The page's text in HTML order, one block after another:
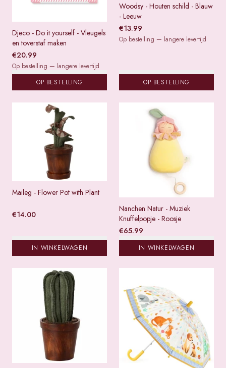
Djeco - Do it yourself - Vleugels
en toverstaf maken
€20.99
Op bestelling — langere levertijd
OP BESTELLING
Woodsy - Houten schild - Blauw
- Leeuw
€13.99
Op bestelling — langere levertijd
OP BESTELLING
Maileg - Flower Pot with Plant
€14.00
IN WINKELWAGEN
Nanchen Natur - Muziek
Knuffelpopje - Roosje
€65.99
IN WINKELWAGEN